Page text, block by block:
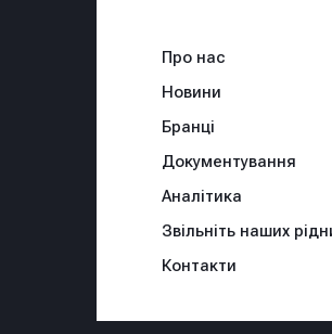
Про нас
Новини
Бранці
Документування
Аналітика
Звільніть наших
Контакти